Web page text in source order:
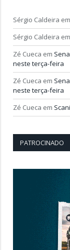
Sérgio Caldeira em
Sérgio Caldeira em
Zé Cueca em
neste terça-feira
Zé Cueca em
neste terça-feira
Zé Cueca em
PATROCINADO